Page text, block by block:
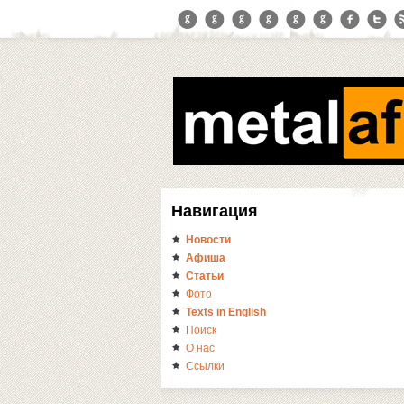
Навигация
Новости
Афиша
Статьи
Фото
Texts in English
Поиск
О нас
Ссылки